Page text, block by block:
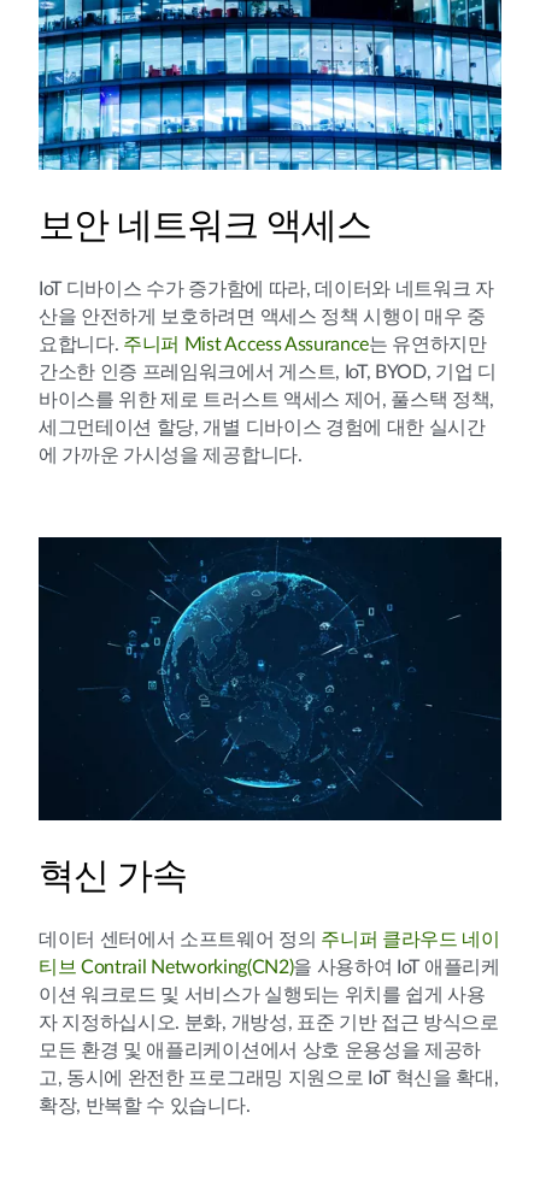
보안 네트워크 액세스
IoT 디바이스 수가 증가함에 따라, 데이터와 네트워크 자
산을 안전하게 보호하려면 액세스 정책 시행이 매우 중
요합니다. 주니퍼 Mist Access Assurance는 유연하지만
간소한 인증 프레임워크에서 게스트, IoT, BYOD, 기업 디
바이스를 위한 제로 트러스트 액세스 제어, 풀스택 정책,
세그먼테이션 할당, 개별 디바이스 경험에 대한 실시간
에 가까운 가시성을 제공합니다.
혁신 가속
데이터 센터에서 소프트웨어 정의 주니퍼 클라우드 네이
티브 Contrail Networking(CN2)을 사용하여 IoT 애플리케
이션 워크로드 및 서비스가 실행되는 위치를 쉽게 사용
자 지정하십시오. 분화, 개방성, 표준 기반 접근 방식으로
모든 환경 및 애플리케이션에서 상호 운용성을 제공하
고, 동시에 완전한 프로그래밍 지원으로 IoT 혁신을 확대,
확장, 반복할 수 있습니다.